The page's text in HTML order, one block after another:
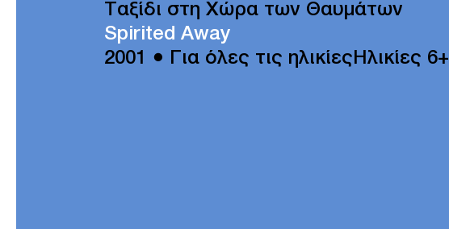
Ταξίδι στη Χώρα των Θαυμάτων
Spirited Away
2001 ● Για όλες τις ηλικίεςΗλικίες 6+